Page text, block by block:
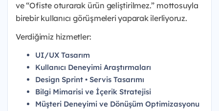
ve “Ofiste oturarak ürün geliştirilmez.” mottosuyla
birebir kullanıcı görüşmeleri yaparak ilerliyoruz.
Verdiğimiz hizmetler:
UI/UX Tasarım
Kullanıcı Deneyimi Araştırmaları
Design Sprint • Servis Tasarımı
Bilgi Mimarisi ve İçerik Stratejisi
Müşteri Deneyimi ve Dönüşüm Optimizasyonu